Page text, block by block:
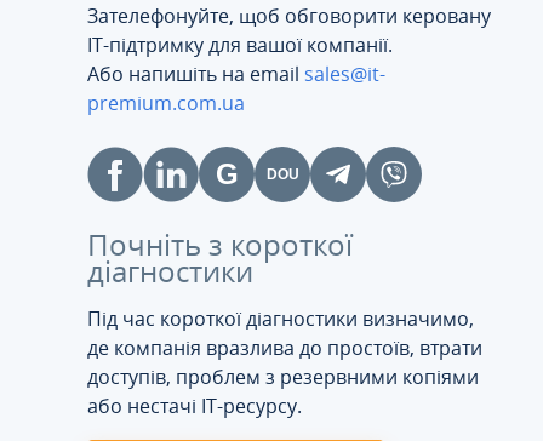
Зателефонуйте, щоб обговорити керовану
ІТ-підтримку для вашої компанії.
Або напишіть на email sales@it-
premium.com.ua
Почніть з короткої
діагностики
Під час короткої діагностики визначимо,
де компанія вразлива до простоїв, втрати
доступів, проблем з резервними копіями
або нестачі IT-ресурсу.